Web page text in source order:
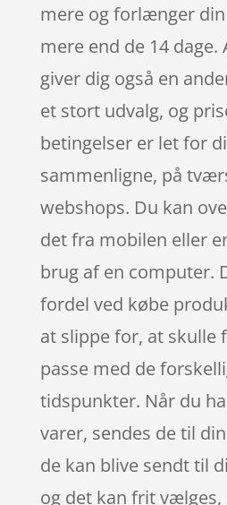
mere og forlænger
mere end de 14
giver dig også en
et stort udvalg, og
betingelser er let for
sammenligne, på
webshops. Du kan
det fra mobilen eller
brug af en computer.
fordel ved købe
at slippe for, at skulle
passe med de
tidspunkter. Når du
varer, sendes de til
de kan blive sendt til
og det kan frit vælges,